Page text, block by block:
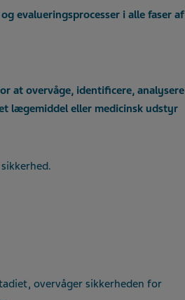
evalueringsprocesser i alle faser af
at overvåge, identificere, analysere
lægemiddel eller medicinsk udstyr
overvåger sikkerheden for